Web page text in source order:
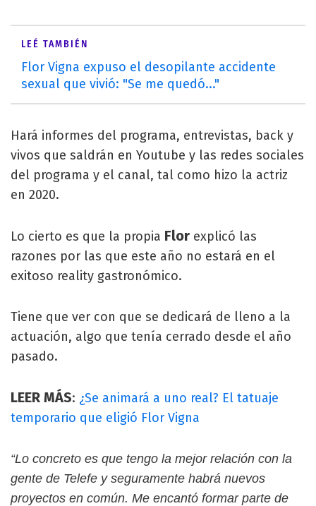
LEÉ TAMBIÉN
Flor Vigna expuso el desopilante accidente
sexual que vivió: "Se me quedó..."
Hará informes del programa, entrevistas, back y
vivos que saldrán en Youtube y las redes sociales
del programa y el canal, tal como hizo la actriz
en 2020.
Lo cierto es que la propia Flor explicó las
razones por las que este año no estará en el
exitoso reality gastronómico.
Tiene que ver con que se dedicará de lleno a la
actuación, algo que tenía cerrado desde el año
pasado.
LEER MÁS: ¿Se animará a uno real? El tatuaje
temporario que eligió Flor Vigna
“Lo concreto es que tengo la mejor relación con la
gente de Telefe y seguramente habrá nuevos
proyectos en común. Me encantó formar parte de